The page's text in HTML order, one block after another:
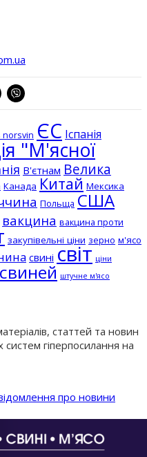
norsvin ЄС Іспанія
"М'ясної
В'єтнам Велика
Канада Китай Мексика
Польща США
вакцина вакцина проти
закупівельні ціни зерно м'ясо
свині світ ціни
штучне м'ясо
статтей та новин
гіперпосилання на
про новини